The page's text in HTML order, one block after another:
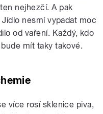
nejhezčí. A pak
nesmí vypadat moc
od vaření. Každý, kdo
mít taky takové.
více rosí sklenice piva,